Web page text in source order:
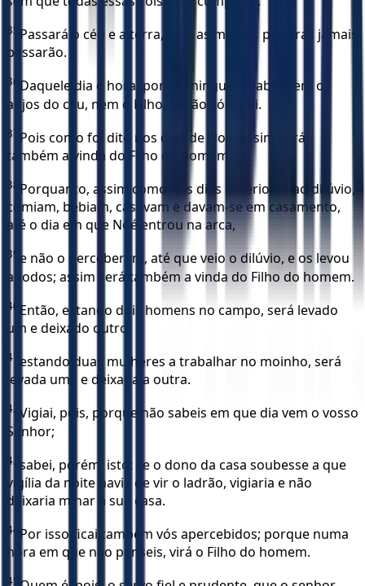
35 Passará o céu e a terra, mas as minhas palavras jamais
passarão.
36 Daquele dia e hora, porém, ninguém sabe, nem os
anjos do céu, nem o Filho, senão só o Pai.
37 Pois como foi dito nos dias de Noé, assim será
também a vinda do Filho do homem.
38 Porquanto, assim como nos dias anteriores ao dilúvio,
comiam, bebiam, casavam e davam-se em casamento,
até o dia em que Noé entrou na arca,
39 e não o perceberam, até que veio o dilúvio, e os levou
a todos; assim será também a vinda do Filho do homem.
40 Então, estando dois homens no campo, será levado
um e deixado outro;
41 estando duas mulheres a trabalhar no moinho, será
levada uma e deixada a outra.
42 Vigiai, pois, porque não sabeis em que dia vem o vosso
Senhor;
43 sabei, porém, isto: se o dono da casa soubesse a que
vigília da noite havia de vir o ladrão, vigiaria e não
deixaria minar a sua casa.
44 Por isso ficai também vós apercebidos; porque numa
hora em que não penseis, virá o Filho do homem.
45